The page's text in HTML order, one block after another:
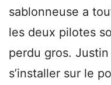
sablonneuse a
les deux pilotes
perdu gros.
s’installer sur le